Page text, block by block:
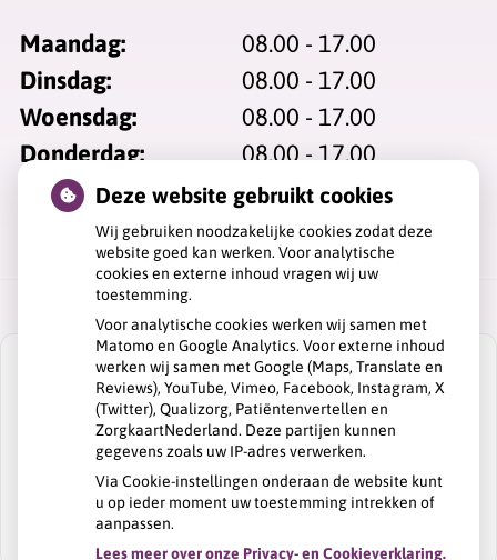
Maandag:
08.00 - 17.00
Dinsdag:
08.00 - 17.00
Woensdag:
08.00 - 17.00
Donderdag:
08.00 - 17.00
Vrijdag:
08.00 - 17.00
U heeft geen toestemming gegeven voor
externe inhoud die nodig is om dit te
zien.
Cookie-instellingen wijzigen
Deze website gebruikt cookies
Wij gebruiken noodzakelijke cookies zodat deze
website goed kan werken. Voor analytische
cookies en externe inhoud vragen wij uw
toestemming.
Voor analytische cookies werken wij samen met
Matomo en Google Analytics. Voor externe inhoud
werken wij samen met Google (Maps, Translate en
Reviews), YouTube, Vimeo, Facebook, Instagram, X
(Twitter), Qualizorg, Patiëntenvertellen en
ZorgkaartNederland. Deze partijen kunnen
gegevens zoals uw IP-adres verwerken.
Via Cookie-instellingen onderaan de website kunt
u op ieder moment uw toestemming intrekken of
aanpassen.
Lees meer over onze Privacy- en Cookieverklaring.